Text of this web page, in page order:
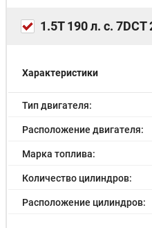
Передний USB-
Розетка 12 В
Cистема круиз-контроля
Функция
Беспроводное зарядное
1.5T 190 л. с. 7DCT
Характеристики
Тип двигателя:
Расположение двигателя:
Марка топлива:
Количество цилиндров:
Расположение цилиндров: